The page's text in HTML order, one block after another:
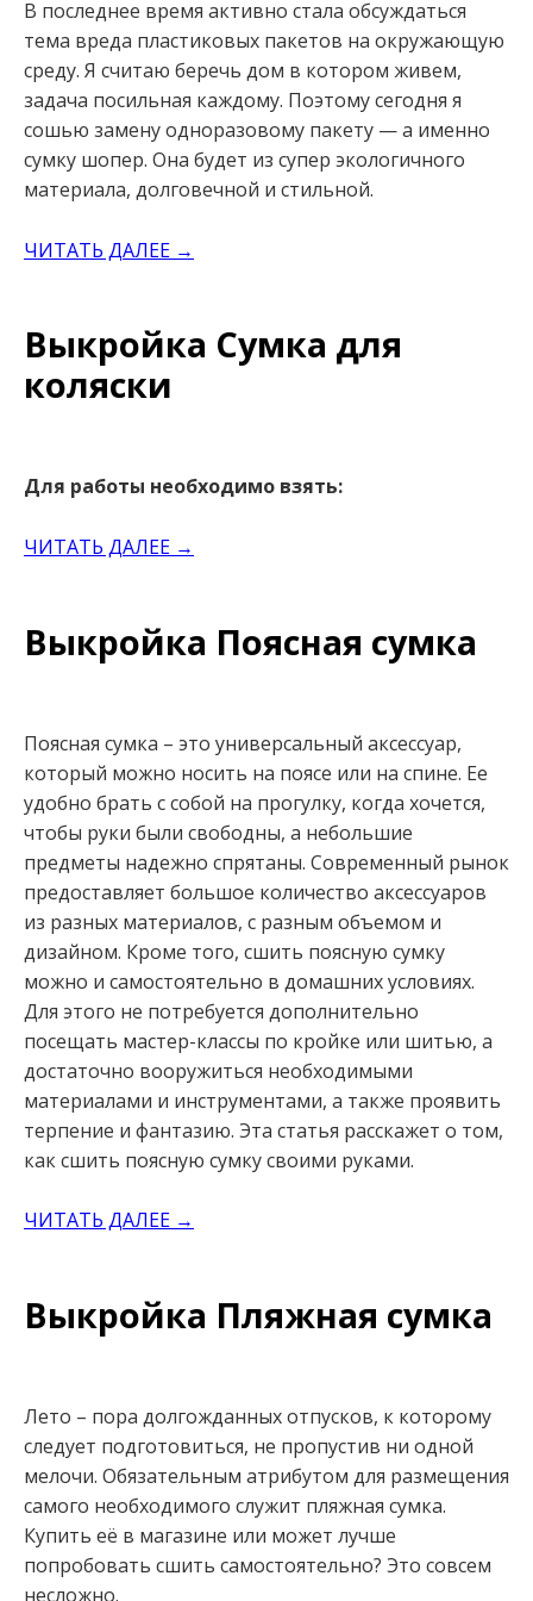
В последнее время активно стала обсуждаться
тема вреда пластиковых пакетов на окружающую
среду. Я считаю беречь дом в котором живем,
задача посильная каждому. Поэтому сегодня я
сошью замену одноразовому пакету — а именно
сумку шопер. Она будет из супер экологичного
материала, долговечной и стильной.
ЧИТАТЬ ДАЛЕЕ →
Выкройка Сумка для
коляски
Для работы необходимо взять:
ЧИТАТЬ ДАЛЕЕ →
Выкройка Поясная сумка
Поясная сумка – это универсальный аксессуар,
который можно носить на поясе или на спине. Ее
удобно брать с собой на прогулку, когда хочется,
чтобы руки были свободны, а небольшие
предметы надежно спрятаны. Современный рынок
предоставляет большое количество аксессуаров
из разных материалов, с разным объемом и
дизайном. Кроме того, сшить поясную сумку
можно и самостоятельно в домашних условиях.
Для этого не потребуется дополнительно
посещать мастер-классы по кройке или шитью, а
достаточно вооружиться необходимыми
материалами и инструментами, а также проявить
терпение и фантазию. Эта статья расскажет о том,
как сшить поясную сумку своими руками.
ЧИТАТЬ ДАЛЕЕ →
Выкройка Пляжная сумка
Лето – пора долгожданных отпусков, к которому
следует подготовиться, не пропустив ни одной
мелочи. Обязательным атрибутом для размещения
самого необходимого служит пляжная сумка.
Купить её в магазине или может лучше
попробовать сшить самостоятельно? Это совсем
несложно.